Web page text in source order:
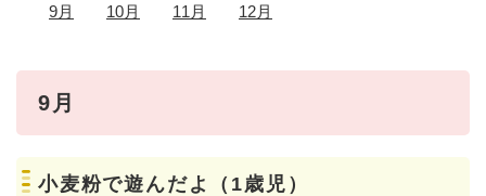
9月 10月 11月 12月
9月
小麦粉で遊んだよ（1歳児）